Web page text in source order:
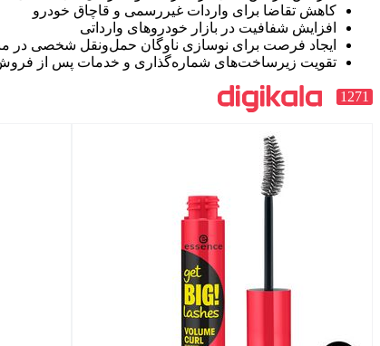
کاهش تقاضا برای واردات غیررسمی و قاچاق خودرو
افزایش شفافیت در بازار خودروهای وارداتی
ایجاد فرصت برای نوسازی ناوگان حمل‌ونقل شخصی در
تقویت زیرساخت‌های شماره‌گذاری و خدمات پس از فروش
1271